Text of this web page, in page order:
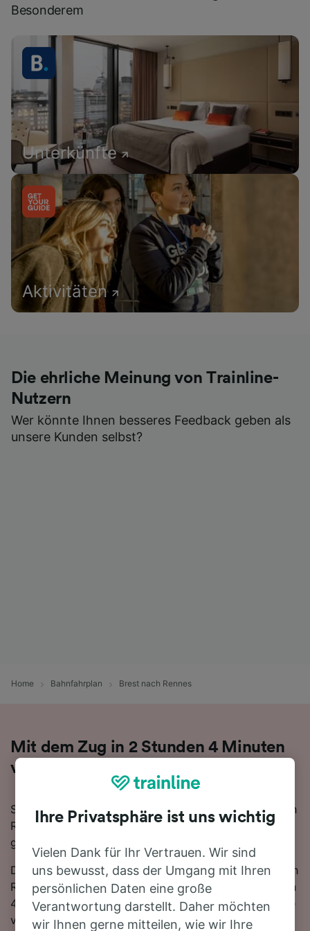
Besonderem
Unterkünfte
Aktivitäten
Die ehrliche Meinung von Trainline-
Nutzern
Wer könnte Ihnen besseres Feedback geben als
unsere Kunden selbst?
Home Bahnfahrplan Brest nach Rennes
Mit dem Zug in 2 Stunden 4 Minuten
von Brest nach Rennes
Sie denken darüber nach, für Ihre Reise von Brest nach
Rennes den Zug zu nehmen? Bei uns sind Sie
goldrichtig!
Die schnellste Fahrtzeit, um die 210 km von Brest nach
Rennes mit dem Zug zurückzulegen beträgt 2 Stunden
4 Minuten, wobei ca. 16 Züge am Tag auf dieser Route
verkehren. Bequemer geht's nicht! Dank der direkten
Ihre Privatsphäre ist uns wichtig
Vielen Dank für Ihr Vertrauen. Wir sind
uns bewusst, dass der Umgang mit Ihren
persönlichen Daten eine große
Verantwortung darstellt. Daher möchten
wir Ihnen gerne mitteilen, wie wir Ihre